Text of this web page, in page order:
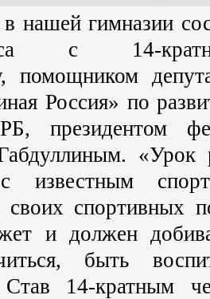
нашей гимназии
с 14-
помощником
Россия» по
президентом
«Урок
известным
своих спортивных
и должен
быть
Став 14-кратным